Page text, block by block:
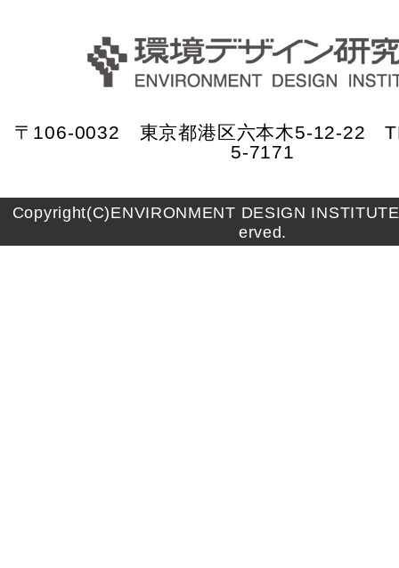
〒106-0032 東京都港区六本木5-12-22
5-7171
Copyright(C)ENVIRONMENT DESIGN
erved.